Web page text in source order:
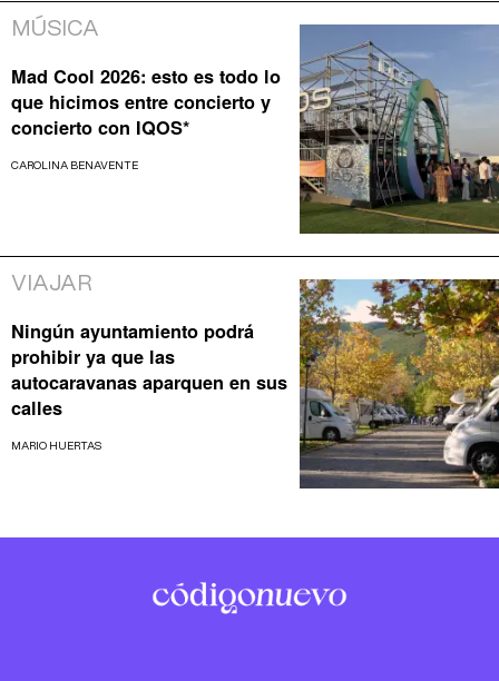
MÚSICA
Mad Cool 2026: esto es todo lo
que hicimos entre concierto y
concierto con IQOS*
CAROLINA BENAVENTE
VIAJAR
Ningún ayuntamiento podrá
prohibir ya que las
autocaravanas aparquen en sus
calles
MARIO HUERTAS